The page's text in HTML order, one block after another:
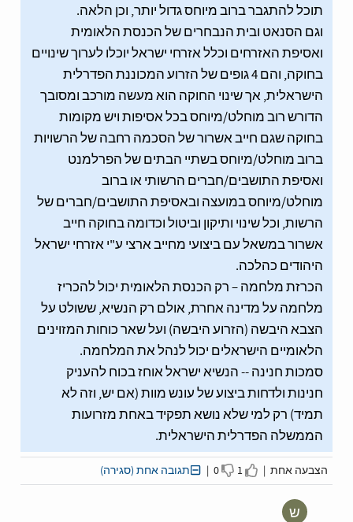
תוכל להתגבר ברוב מיוחס גדול יותר, וכן הלאה.
וגם הסנאט ובית הנבחרים של הכנסת הלאומית
ואסיפת האזרחים וכלל אזרחי ישראל יוכלו לערוך שינויים
בחוקה, והם 4 גופים של הזרוע המכוננת הפדרלית
הישראלית, אך שינוי החוקה הוא מעשה מורכב ומסובך
הדורש רוב מוחלט/מיוחס בכל אסיפות ויש מקומות
בחוקה שגם חייב אשרור של הסכמה רחבה של הרשויות
ברוב מוחלט/מיוחס בשתיי הבתים של הפרלמנט
ואסיפת התושבים/חברים הרשותי או ברוב
מוחלט/מיוחס במועצה ובאסיפת התושבים/חברים של
הרשות, וכל שינוי ותיקון וביטול וכדומה בחוקה חייב
אשרור במשאל עם ביצועי מחייב ארצי ע"י אזרחי ישראל
היהודים כהלכה.
הכרזת מלחמה – רק הכנסת הלאומית יכול להכריז
מלחמה על מדינה אחרת, אולם רק הנשיא, ששולט על
הצבא היבשה (הזרוע היבשה) ועל שאר כוחות המזוינים
הלאומיים הישראלים יכול לנהל את המלחמה.
סמכות חנינה -- הנשיא ישראל אוחז בכוח להעניק
חנינות ולדחות ביצוע של עונש מוות (אם יש, וזה לא
תמיד) רק למי שלא נושא תפקיד באחת מזרועות
הממשלה הפדרלית הישראלית.
הצבעה אחת |
I agree
disagree
תגובה אחת (סגירה)
ש